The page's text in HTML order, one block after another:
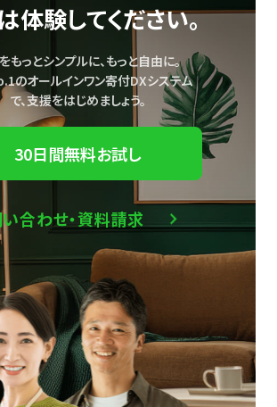
体験してください。
もっとシンプルに、もっと自由に。
のオールインワン寄付DXシステム
で、支援をはじめましょう。
30日間無料お試し
合わせ・資料請求